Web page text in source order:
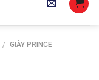
/ GIÀY PRINCE